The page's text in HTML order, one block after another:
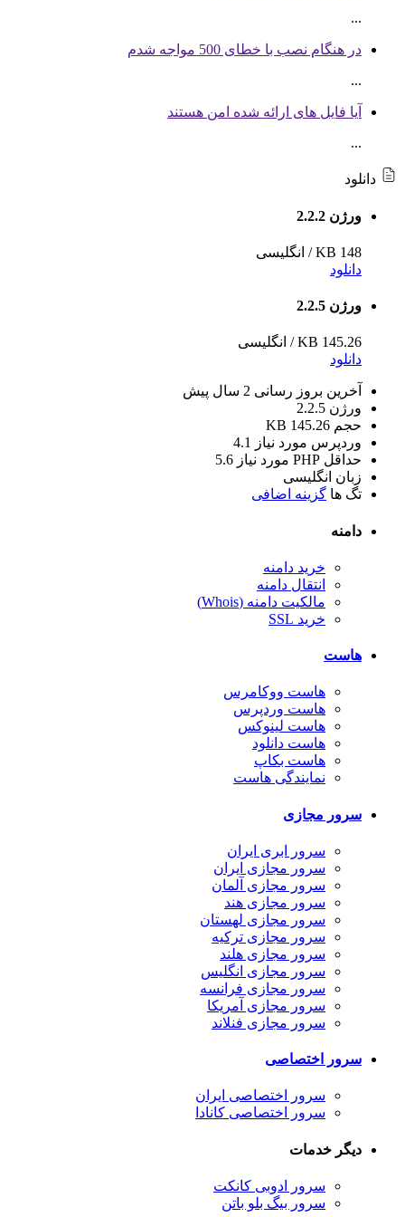
...
در هنگام نصب با خطای 500 مواجه شدم
...
آیا فایل های ارائه شده امن هستند
...
دانلود
ورژن 2.2.2
148 KB
/ انگلیسی
دانلود
ورژن 2.2.5
145.26 KB
/ انگلیسی
دانلود
آخرین بروز رسانی 2 سال پیش
ورژن 2.2.5
حجم 145.26 KB
وردپرس مورد نیاز
4.1
حداقل PHP مورد نیاز
5.6
زبان انگلیسی
تگ ها گزینه اضافی
دامنه
خرید دامنه
انتقال دامنه
مالکیت دامنه (Whois)
خرید SSL
هاست
هاست ووکامرس
هاست وردپرس
هاست لینوکس
هاست دانلود
هاست بکاپ
نمایندگی هاست
سرور مجازی
سرور ابری ایران
سرور مجازی ایران
سرور مجازی آلمان
سرور مجازی هند
سرور مجازی لهستان
سرور مجازی ترکیه
سرور مجازی هلند
سرور مجازی انگلیس
سرور مجازی فرانسه
سرور مجازی آمریکا
سرور مجازی فنلاند
سرور اختصاصی
سرور اختصاصی ایران
سرور اختصاصی کانادا
دیگر خدمات
سرور ادوبی کانکت
سرور بیگ بلو باتن